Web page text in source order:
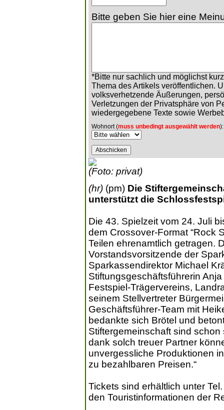
Bitte geben Sie hier eine
*Bitte nur sachlich und möglichst
Thema des Artikels veröffentlichen.
volksverhetzende Äußerungen,
Verletzungen der Privatsphäre von
wiedergegebene Texte sowie
Wohnort (muss unbedingt ausgewählt werden):
(Foto: privat)
(hr) (pm) Die
unterstützt die
Die 43. Spielzeit vom 24. Juli
dem Crossover-Format “Rock
Teilen ehrenamtlich getragen.
Vorstandsvorsitzende der
Sparkassendirektor Michael
Stiftungsgeschäftsführerin
Festspiel-Trägervereins,
seinem Stellvertreter
Geschäftsführer-Team mit
bedankte sich Brötel und
Stiftergemeinschaft sind
dank solch treuer Partner
unvergessliche Produktionen
zu bezahlbaren Preisen.“
Tickets sind erhältlich unter
den Touristinformationen der